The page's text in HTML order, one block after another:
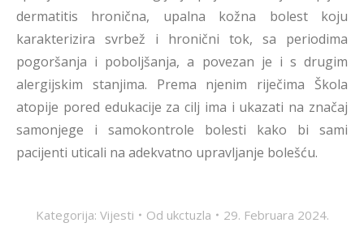
dermatitis hronična, upalna kožna bolest koju
karakterizira svrbež i hronični tok, sa periodima
pogoršanja i poboljšanja, a povezan je i s drugim
alergijskim stanjima. Prema njenim riječima Škola
atopije pored edukacije za cilj ima i ukazati na značaj
samonjege i samokontrole bolesti kako bi sami
pacijenti uticali na adekvatno upravljanje bolešću.
Kategorija: Vijesti Od ukctuzla 29. Februara 2024.